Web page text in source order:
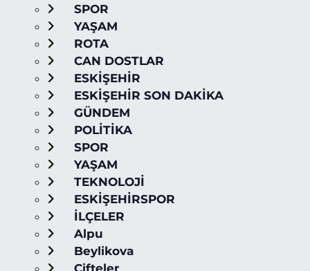
SPOR
YAŞAM
ROTA
CAN DOSTLAR
ESKİŞEHİR
ESKİŞEHİR SON DAKİKA
GÜNDEM
POLİTİKA
SPOR
YAŞAM
TEKNOLOJİ
ESKİŞEHİRSPOR
İLÇELER
Alpu
Beylikova
Çifteler